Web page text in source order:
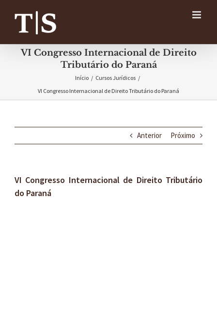
conteúdo
VI Congresso Internacional de Direito
Tributário do Paraná
Início / Cursos Jurídicos /
VI Congresso Internacional de Direito Tributário do Paraná
Anterior Próximo
VI Congresso Internacional de Direito Tributário
do Paraná